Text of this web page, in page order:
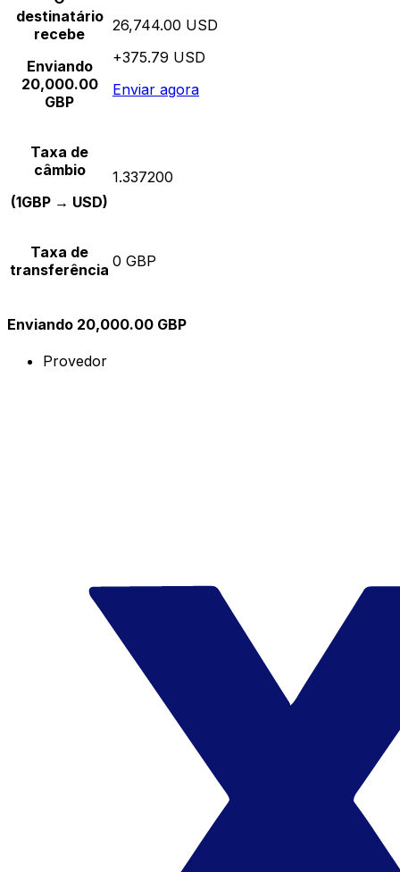
destinatário
recebe
Enviando
20,000.00
GBP
26,744.00 USD
+375.79 USD
Enviar agora
Taxa de
câmbio
(1GBP → USD)
1.337200
Taxa de
transferência 0 GBP
Enviando 20,000.00 GBP
Provedor